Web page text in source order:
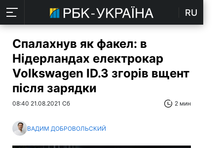
RU
Спалахнув як факел: в
Нідерландах електрокар
Volkswagen ID.3 згорів вщент
після зарядки
08:40 21.08.2021 Сб 2 мин
ВАДИМ ДОБРОВОЛЬСКИЙ